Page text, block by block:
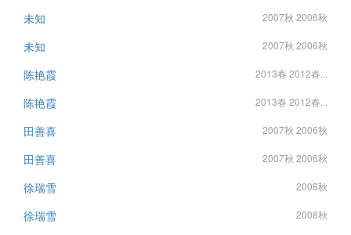
未知 2007秋 2006秋
未知 2007秋 2006秋
陈艳霞 2013春 2012春...
陈艳霞 2013春 2012春...
田善喜 2007秋 2006秋
田善喜 2007秋 2006秋
徐瑞雪 2008秋
徐瑞雪 2008秋